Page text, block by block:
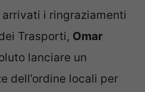
i ringraziamenti
Trasporti, Omar
lanciare un
dell’ordine locali per